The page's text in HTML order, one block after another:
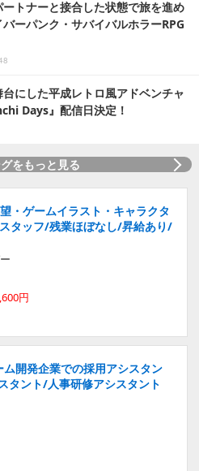
ートナーと接合した状態で旅を進め
ーパンク・サバイバルホラーRPG
にした平成レトロ風アドベンチャ
Days』配信日決定！
をもっと見る
・ゲームイラスト・キャラクタ
タッフ/残業ほぼなし/昇給あり/
円
開発企業での採用アシスタン
タント/人事研修アシスタント